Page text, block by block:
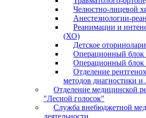
Челюстно-лицевой
Анестезиологии-
Реанимации и
(ХО)
Детское
Операционный
Операционный
Отделение
методов диагностики и
Отделение медицинской
"Лесной голосок"
Служба внебюджетной
деятельности